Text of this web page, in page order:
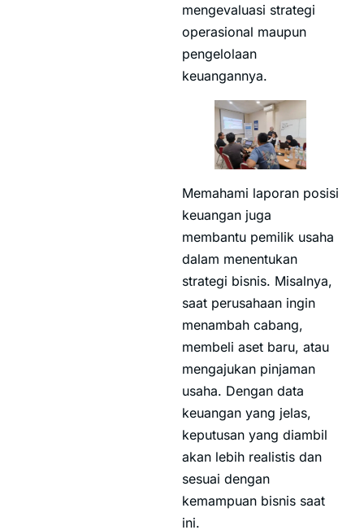
mengevaluasi strategi
operasional maupun
pengelolaan
keuangannya.
Memahami laporan posisi
keuangan juga
membantu pemilik usaha
dalam menentukan
strategi bisnis. Misalnya,
saat perusahaan ingin
menambah cabang,
membeli aset baru, atau
mengajukan pinjaman
usaha. Dengan data
keuangan yang jelas,
keputusan yang diambil
akan lebih realistis dan
sesuai dengan
kemampuan bisnis saat
ini.